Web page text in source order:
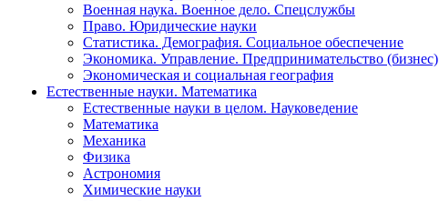
Военная наука. Военное дело. Спецслужбы
Право. Юридические науки
Статистика. Демография. Социальное обеспечение
Экономика. Управление. Предпринимательство (бизнес)
Экономическая и социальная география
Естественные науки. Математика
Естественные науки в целом. Науковедение
Математика
Механика
Физика
Астрономия
Химические науки